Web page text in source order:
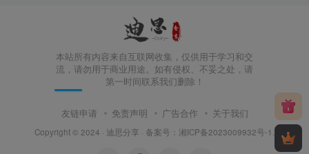
本站所有内容来自互联网收集，仅供用于学习和交
流，请勿用于商业用途。如有侵权、不妥之处，请
第一时间联系我们删除！
友链申请 免责声明 广告合作 关于我们
Copyright © 2024 · 迪思分享 · 备案号： 湘ICP备2023009932号-1